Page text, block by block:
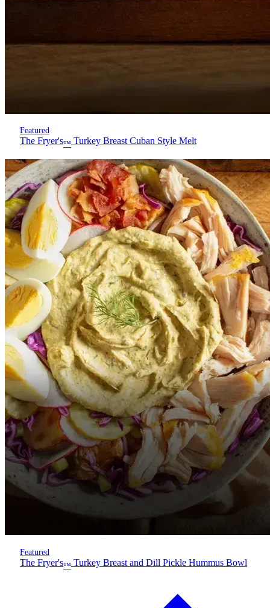
Featured
The Fryer's™ Turkey Breast Cuban Style Melt
Featured
The Fryer's™ Turkey Breast and Dill Pickle Hummus Bowl